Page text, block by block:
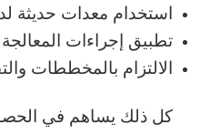
استخدام معدات حديثة
تطبيق إجراءات
الالتزام بالمخططات
كل ذلك يساهم في